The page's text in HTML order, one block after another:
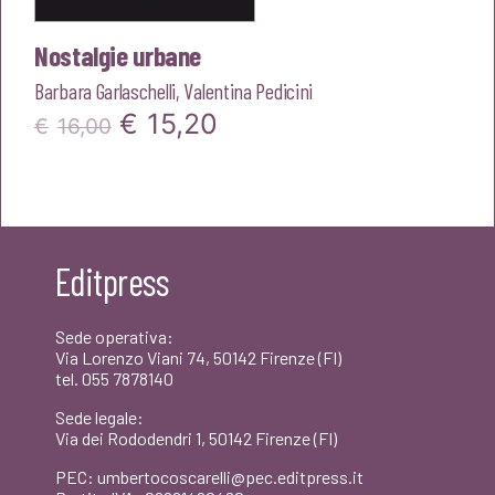
Nostalgie urbane
Barbara Garlaschelli, Valentina Pedicini
€ 16,00 Il
€16,00.
€ 15,20
Editpress
Sede operativa:
Via Lorenzo Viani 74, 50142 Firenze (FI)
tel. 055 7878140
Sede legale:
Via dei Rododendri 1, 50142 Firenze (FI)
PEC: umbertocoscarelli@pec.editpress.it